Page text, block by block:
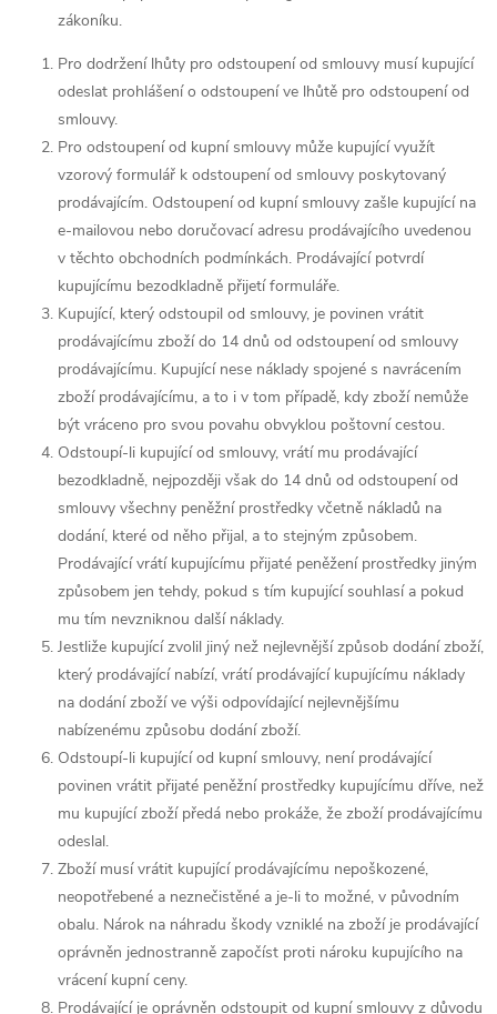
zákoníku.
Pro dodržení lhůty pro odstoupení od smlouvy musí kupující
odeslat prohlášení o odstoupení ve lhůtě pro odstoupení od
smlouvy.
Pro odstoupení od kupní smlouvy může kupující využít
vzorový formulář k odstoupení od smlouvy poskytovaný
prodávajícím. Odstoupení od kupní smlouvy zašle kupující na
e-mailovou nebo doručovací adresu prodávajícího uvedenou
v těchto obchodních podmínkách. Prodávající potvrdí
kupujícímu bezodkladně přijetí formuláře.
Kupující, který odstoupil od smlouvy, je povinen vrátit
prodávajícímu zboží do 14 dnů od odstoupení od smlouvy
prodávajícímu. Kupující nese náklady spojené s navrácením
zboží prodávajícímu, a to i v tom případě, kdy zboží nemůže
být vráceno pro svou povahu obvyklou poštovní cestou.
Odstoupí-li kupující od smlouvy, vrátí mu prodávající
bezodkladně, nejpozději však do 14 dnů od odstoupení od
smlouvy všechny peněžní prostředky včetně nákladů na
dodání, které od něho přijal, a to stejným způsobem.
Prodávající vrátí kupujícímu přijaté peněžení prostředky jiným
způsobem jen tehdy, pokud s tím kupující souhlasí a pokud
mu tím nevzniknou další náklady.
Jestliže kupující zvolil jiný než nejlevnější způsob dodání zboží,
který prodávající nabízí, vrátí prodávající kupujícímu náklady
na dodání zboží ve výši odpovídající nejlevnějšímu
nabízenému způsobu dodání zboží.
Odstoupí-li kupující od kupní smlouvy, není prodávající
povinen vrátit přijaté peněžní prostředky kupujícímu dříve, než
mu kupující zboží předá nebo prokáže, že zboží prodávajícímu
odeslal.
Zboží musí vrátit kupující prodávajícímu nepoškozené,
neopotřebené a neznečistěné a je-li to možné, v původním
obalu. Nárok na náhradu škody vzniklé na zboží je prodávající
oprávněn jednostranně započíst proti nároku kupujícího na
vrácení kupní ceny.
Prodávající je oprávněn odstoupit od kupní smlouvy z důvodu